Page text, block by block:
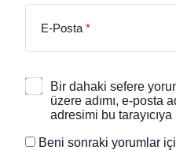
E-Posta *
Bir dahaki sefere
üzere adımı, e-posta
adresimi bu tarayıcıya
Beni sonraki yorumlar